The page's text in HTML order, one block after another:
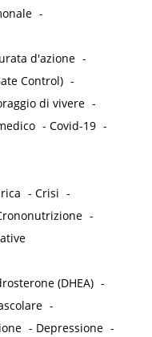
-
d'azione -
Control) -
di vivere -
-Covid-19 -
-Crisi -
-
(DHEA) -
-
- Depressione -